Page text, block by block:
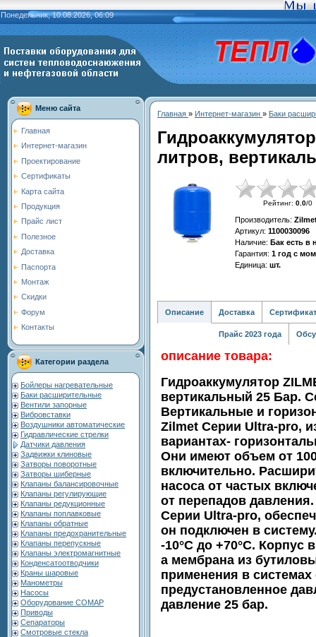
Понедельник, 10.08.2026, 06:09
Меню сайта
Главная
Интернет-магазин
Проектирование
Сертификаты
Карта сайта
Продукция
Прайс лист
Полезное
Доставка
Паспорта
Монтаж
Скидки
Форум
Контакты
Категории раздела
Бойлеры нагревательные
Баки расширительные
Вентили запорные
Вибровставки
Воздушники автоматические
Гидравлические стрелки
Датчики давления
Задвижки клиновые
Затворы поворотные
Затворы шиберные
Клапаны балансировочные
Клапаны регулирующие
Клапаны редукционные
Клапаны поплавковые
Клапаны обратные
Клапаны предохранительные
Клапаны перепускные
Клапаны электромагнитные
Конденсатоотводчики
Краны шаровые
Манометры
Насосы
Оборудование COMAP
Приводы
Сепараторы
Смотровые стекла
Главная » Интернет-магазин » Баки
литров,
Рейтинг: 0.0/0
Производитель:
Артикул: 1100030096
Наличие: Бак есть в
Гарантия: 1 год с
Единица: шт.
Описание Доставка Сертификат
Прайс 2023 года
описание товара:
Гидроаккумулятор
вертикальный 25 Бар.
Вертикальные и
Zilmet Серии Ultra-pro,
вариантах-
Они имеют объем от
включительно.
насоса от частых
от перепадов
Серии Ultra-pro,
он подключен в
-10°С до +70°C. Корпус
а мембрана из
применения в
предустановленное
давление 25 бар.